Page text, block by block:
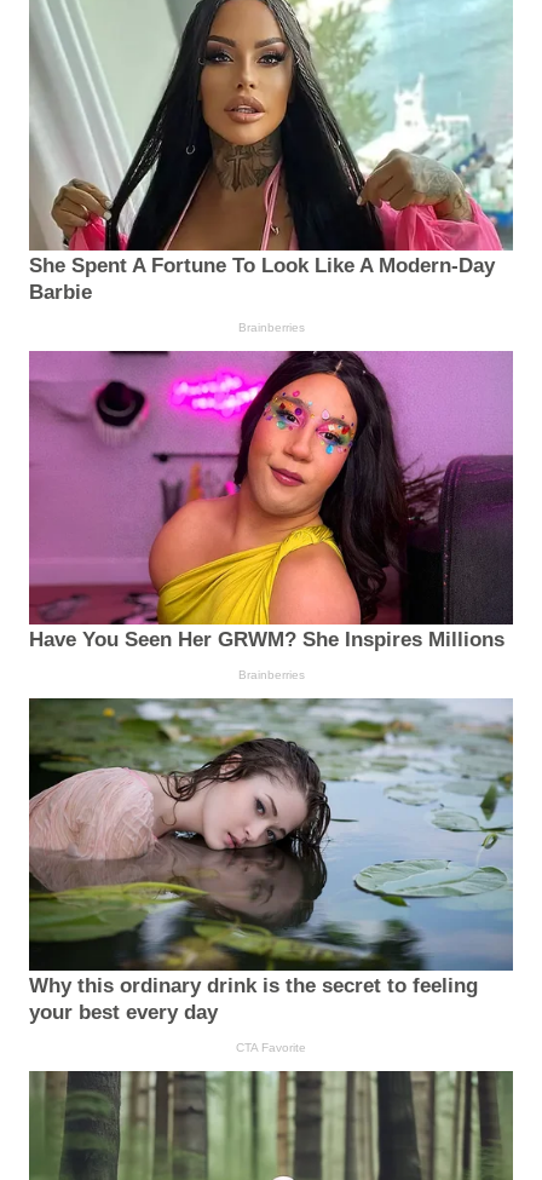
She Spent A Fortune To Look Like A Modern-Day
Barbie
Brainberries
Have You Seen Her GRWM? She Inspires Millions
Brainberries
Why this ordinary drink is the secret to feeling
your best every day
CTA Favorite